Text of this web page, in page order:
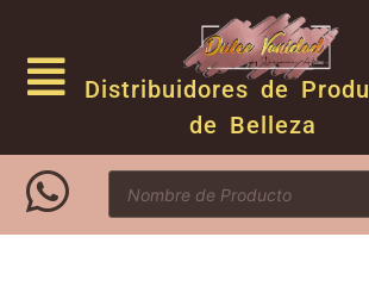
Distribuidores de
de Belleza